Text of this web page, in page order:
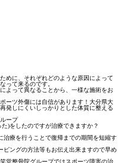
めに、それぞれどのような原因によって
って来るのです。
よって異なることから、一様な施術をお
ーツ外傷には自信があります！大分県大
発しにくいしっかりとした体質に整える
ープ
)をしたのですが治療できますか？
治療を行うことで復帰までの期間を短縮す
ピングの方法等もお伝え出来ますので早め
堂整骨院グループではスポーツ障害の治